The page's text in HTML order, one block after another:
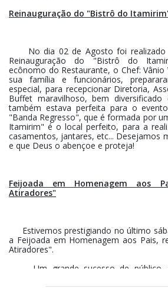
Reinauguração do "Bistrô do
No dia 02 de Agosto foi realizado
Reinauguração do "Bistrô do
ecônomo do Restaurante, o Chef:
sua família e funcionários,
especial, para recepcionar Diretoria,
Buffet maravilhoso, bem
também estava perfeita para o
"Banda Regresso", que é formada por
Itamirim" é o local perfeito, para a
casamentos, jantares, etc... Desejamos
e que Deus o abençoe e proteja!
Feijoada em Homenagem aos
Atiradores"
Estivemos prestigiando no último
a Feijoada em Homenagem aos Pais,
Atiradores".
Um grande sucesso de público,